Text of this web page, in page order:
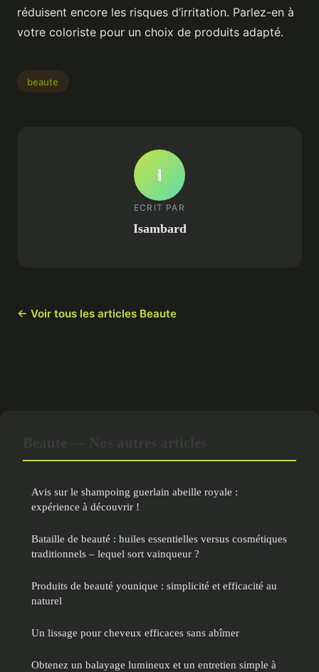
réduisent encore les risques d’irritation. Parlez-en à
votre coloriste pour un choix de produits adapté.
beaute
I
ECRIT PAR
Isambard
← Voir tous les articles Beaute
Avis sur le shampoing guerlain abeille royale :
expérience à découvrir !
Bataille de beauté : huiles essentielles versus cosmétiques
traditionnels – lequel sort vainqueur ?
Produits de beauté younique : simplicité et efficacité au
naturel
Un lissage pour cheveux efficaces sans abîmer
Obtenez un balayage lumineux et un entretien simple à